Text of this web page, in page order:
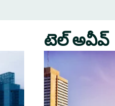
టెల్ అవీవ్